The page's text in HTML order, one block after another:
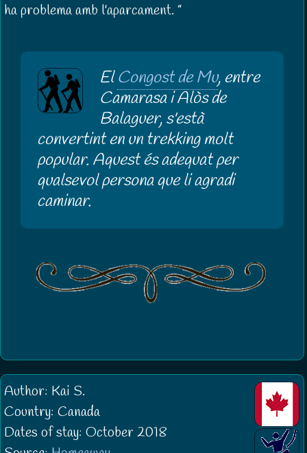
ha problema amb l'aparcament.
ElCongost de Mu, entre
Camarasa i Alòs de
Balaguer, s'està
convertint en un trekking molt
popular. Aquest és adequat per
qualsevol persona que li agradi
caminar.
Author: Kai S.
Country: Canada
Dates of stay: October 2018